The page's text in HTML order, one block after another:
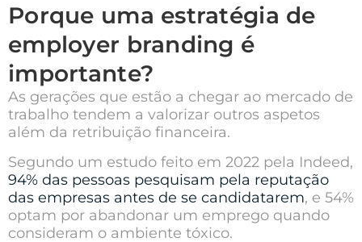
Porque uma estratégia de
employer branding é
importante?
As gerações que estão a chegar ao mercado de
trabalho tendem a valorizar outros aspetos
além da retribuição financeira.
Segundo um estudo feito em 2022 pela Indeed,
94% das pessoas pesquisam pela reputação
das empresas antes de se candidatarem, e 54%
optam por abandonar um emprego quando
consideram o ambiente tóxico.